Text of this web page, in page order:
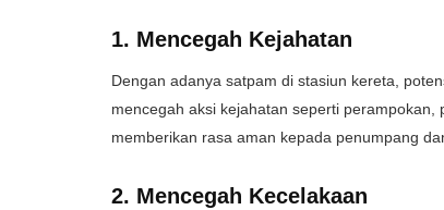
1. Mencegah Kejahatan
Dengan adanya satpam di stasiun kereta,
mencegah aksi kejahatan seperti
memberikan rasa aman kepada penumpang
2. Mencegah Kecelakaan